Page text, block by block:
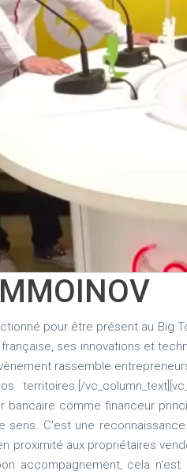
pour être présent au
ses innovations et
rassemble
bancaire comme financeur
sens. C'est une
proximité aux propriétaires
cela n'est